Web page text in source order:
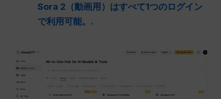
Sora 2（動画用）はすべて1つのログイン
で利用可能。.